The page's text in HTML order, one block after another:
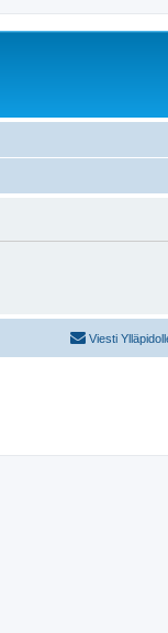
Viesti